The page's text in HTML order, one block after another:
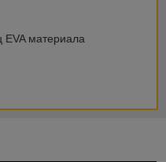
EVA материала